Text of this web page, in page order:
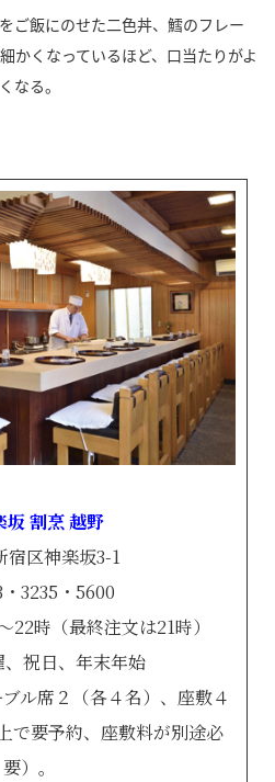
ご飯にのせた二色丼、鱈のフレー
かくなっているほど、口当たりがよ
くなる。
割烹 越野
宿区神楽坂3-1
3235・5600
22時（最終注文は21時）
祝日、年末年始
ル席２（各４名）、座敷４
で要予約、座敷料が別途必
要）。